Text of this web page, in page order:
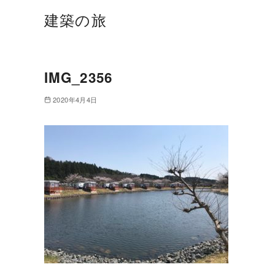
建築の旅
IMG_2356
2020年4月4日